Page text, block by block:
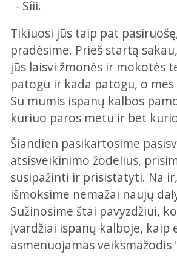
- Síii.
Tikiuosi jūs taip pat
pradėsime. Prieš startą
jūs laisvi žmonės ir mokotės
patogu ir kada patogu, o
Su mumis ispanų kalbos
kuriuo paros metu ir bet
Šiandien pasikartosime
atsisveikinimo žodelius,
susipažinti ir prisistatyti. Na
išmoksime nemažai naujų
Sužinosime štai pavyzdžiui,
įvardžiai ispanų kalboje, kaip
asmenuojamas veiksmažodis